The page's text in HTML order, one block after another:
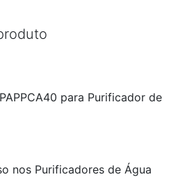
para Purificador de
nos Purificadores de Água